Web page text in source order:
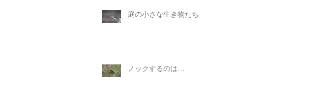
庭の小さな生き物たち
ノックするのは…